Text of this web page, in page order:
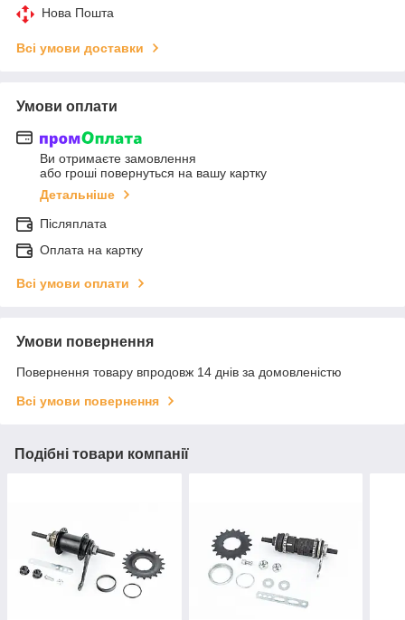
Нова Пошта
Всі умови доставки
Умови оплати
Ви отримаєте замовлення
або гроші повернуться на вашу картку
Детальніше
Післяплата
Оплата на картку
Всі умови оплати
Умови повернення
Повернення товару впродовж 14 днів за домовленістю
Всі умови повернення
Подібні товари компанії